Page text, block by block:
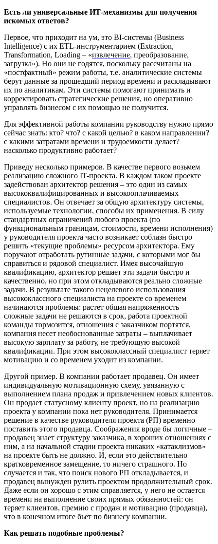
Есть ли универсальные ИТ-механизмы для получения
искомых ответов?
Первое, что приходит на ум, это BI-системы (Business
Intelligence) с их ETL-инструментарием (Extraction,
Transformation, Loading – «извлечение, преобразование,
загрузка»). Но они не годятся, поскольку рассчитаны на
«постфактный» режим работы, т.е. аналитические системы
берут данные за прошедший период времени и раскладывают
их по аналитикам. Эти системы помогают принимать и
корректировать стратегические решения, но оперативно
управлять бизнесом с их помощью не получится.
Для эффективной работы компании руководству нужно прямо
сейчас знать: кто? что? с какой целью? в каком направлении?
с какими затратами времени и трудоемкости делает?
насколько продуктивно работает?
Приведу несколько примеров. В качестве первого возьмем
реализацию сложного IT-проекта. В каждом таком проекте
задействован архитектор решения – это один из самых
высококвалифицированных и высокооплачиваемых
специалистов. Он отвечает за общую архитектуру системы,
используемые технологии, способы их применения. В силу
стандартных ограничений любого проекта (по
функциональным границам, стоимости, времени исполнения)
у руководителя проекта часто возникает соблазн быстро
решить «текущие проблемы» ресурсом архитектора. Ему
поручают отработать рутинные задачи, с которыми мог бы
справиться и рядовой специалист. Имея высочайшую
квалификацию, архитектор решает эти задачи быстро и
качественно, но при этом откладываются реально сложные
задачи. В результате такого нецелевого использования
высококлассного специалиста на проекте со временем
начинаются проблемы: растет общая напряженность –
сложные задачи не решаются в срок, работа проектной
команды тормозится, отношения с заказчиком портятся,
компания несет необоснованные затраты – выплачивает
высокую зарплату за работу, не требующую высокой
квалификации. При этом высококлассный специалист теряет
мотивацию и со временем уходит из компании.
Другой пример. В компании работает продавец. Он имеет
индивидуальную мотивационную схему, увязанную с
выполнением плана продаж и привлечением новых клиентов.
Он продает статусному клиенту проект, но на реализацию
проекта у компании пока нет руководителя. Принимается
решение в качестве руководителя проекта (РП) временно
поставить этого продавца. Соображения вроде бы логичные –
продавец знает структуру заказчика, в хороших отношениях с
ним, а на начальной стадии проекта никаких «катаклизмов»
на проекте быть не должно. И, если это действительно
кратковременное замещение, то ничего страшного. Но
случается и так, что поиск нового РП откладывается, и
продавец вынужден рулить проектом продолжительный срок.
Даже если он хорошо с этим справляется, у него не остается
времени на выполнение своих прямых обязанностей: он
теряет клиентов, премию с продаж и мотивацию (продавца),
что в конечном итоге бьет по бизнесу компании.
Как решать подобные проблемы?